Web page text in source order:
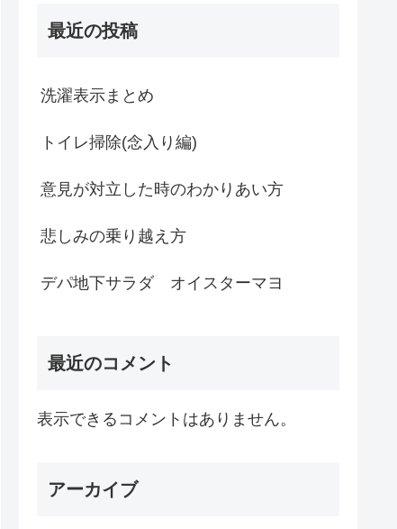
最近の投稿
洗濯表示まとめ
トイレ掃除(念入り編)
意見が対立した時のわかりあい方
悲しみの乗り越え方
デパ地下サラダ オイスターマヨ
最近のコメント
表示できるコメントはありません。
アーカイブ